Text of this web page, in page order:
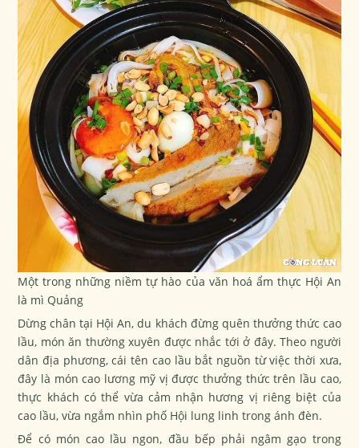
Một trong những niềm tự hào của văn hoá ẩm thực Hội An
là mì Quảng
Dừng chân tại Hội An, du khách đừng quên thưởng thức cao
lầu, món ăn thường xuyên được nhắc tới ở đây. Theo người
dân địa phương, cái tên cao lầu bắt nguồn từ việc thời xưa,
đây là món cao lương mỹ vị được thưởng thức trên lầu cao,
thực khách có thể vừa cảm nhận hương vị riêng biệt của
cao lầu, vừa ngắm nhìn phố Hội lung linh trong ánh đèn.
Để có món cao lầu ngon, đầu bếp phải ngâm gạo trong